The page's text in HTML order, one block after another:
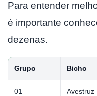
Para entender
é importante
dezenas.
Grupo Bicho
01 Avestruz